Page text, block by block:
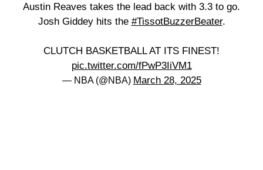
Austin Reaves takes the lead back with 3.3 to go.
Josh Giddey hits the #TissotBuzzerBeater.
CLUTCH BASKETBALL AT ITS FINEST!
pic.twitter.com/fPwP3IiVM1
— NBA (@NBA) March 28, 2025